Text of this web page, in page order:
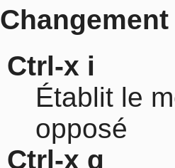
Ctrl-x i
Établit le
opposé
Ctrl-x q